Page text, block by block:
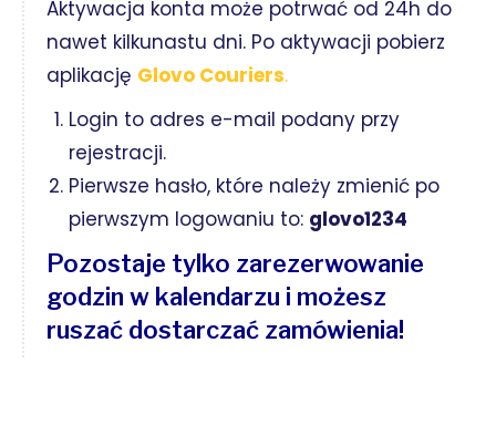
Aktywacja konta może potrwać od 24h do
nawet kilkunastu dni. Po aktywacji pobierz
aplikację Glovo Couriers.
Login to adres e-mail podany przy
rejestracji.
Pierwsze hasło, które należy zmienić po
pierwszym logowaniu to: glovo1234
Pozostaje tylko zarezerwowanie
godzin w kalendarzu i możesz
ruszać dostarczać zamówienia!